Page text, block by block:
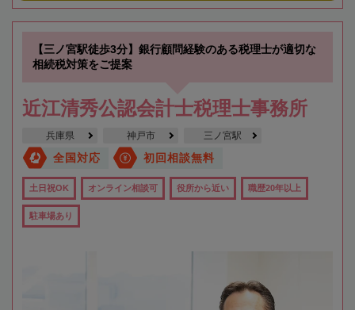
【三ノ宮駅徒歩3分】銀行顧問経験のある税理士が適切な
相続税対策をご提案
近江清秀公認会計士税理士事務所
兵庫県 神戸市 三ノ宮駅
全国対応 初回相談無料
土日祝OK オンライン相談可 役所から近い 職歴20年以上
駐車場あり